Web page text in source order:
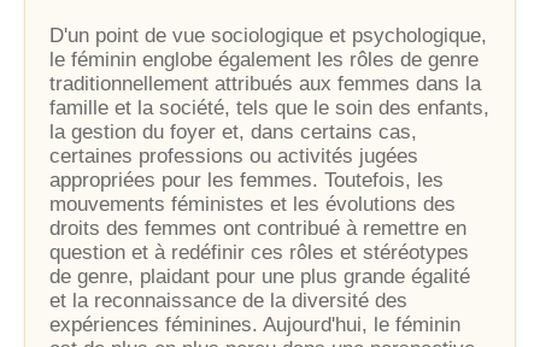
D'un point de vue sociologique et psychologique,
le féminin englobe également les rôles de genre
traditionnellement attribués aux femmes dans la
famille et la société, tels que le soin des enfants,
la gestion du foyer et, dans certains cas,
certaines professions ou activités jugées
appropriées pour les femmes. Toutefois, les
mouvements féministes et les évolutions des
droits des femmes ont contribué à remettre en
question et à redéfinir ces rôles et stéréotypes
de genre, plaidant pour une plus grande égalité
et la reconnaissance de la diversité des
expériences féminines. Aujourd'hui, le féminin